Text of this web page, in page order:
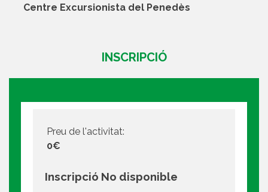
Centre Excursionista del Penedès
INSCRIPCIÓ
Preu de l'activitat:
0€
Inscripció No disponible